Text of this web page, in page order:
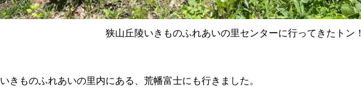
狭山丘陵いきものふれあいの里センターに行ってきたトン！
いきものふれあいの里内にある、荒幡富士にも行きました。